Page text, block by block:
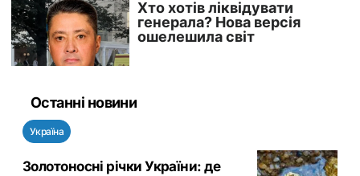
Останні новини
Україна
Золотоносні річки України: де